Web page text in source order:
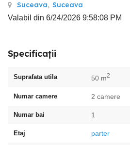
Suceava, Suceava
Valabil din 6/24/2026 9:58:08 PM
Specificații
Suprafata utila 50 m2
Numar camere 2 camere
Numar bai 1
Etaj parter